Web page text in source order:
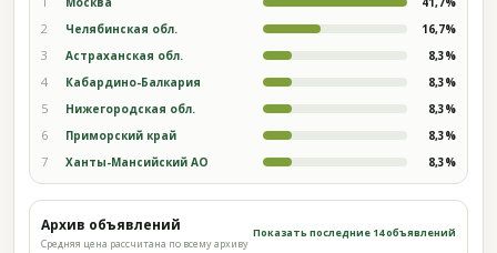
2 Челябинская обл. 16,7%
3 Астраханская обл. 8,3%
4 Кабардино-Балкария 8,3%
5 Нижегородская обл. 8,3%
6 Приморский край 8,3%
7 Ханты-Мансийский АО 8,3%
Архив объявлений
Средняя цена рассчитана по всему архиву
Показать последние 14 объявлений